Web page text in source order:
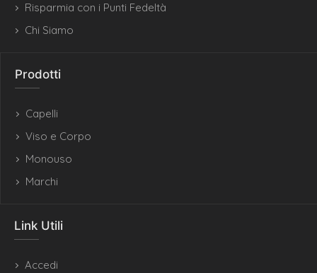
Risparmia con i Punti Fedeltà
Chi Siamo
Prodotti
Capelli
Viso e Corpo
Monouso
Marchi
Link Utili
Accedi